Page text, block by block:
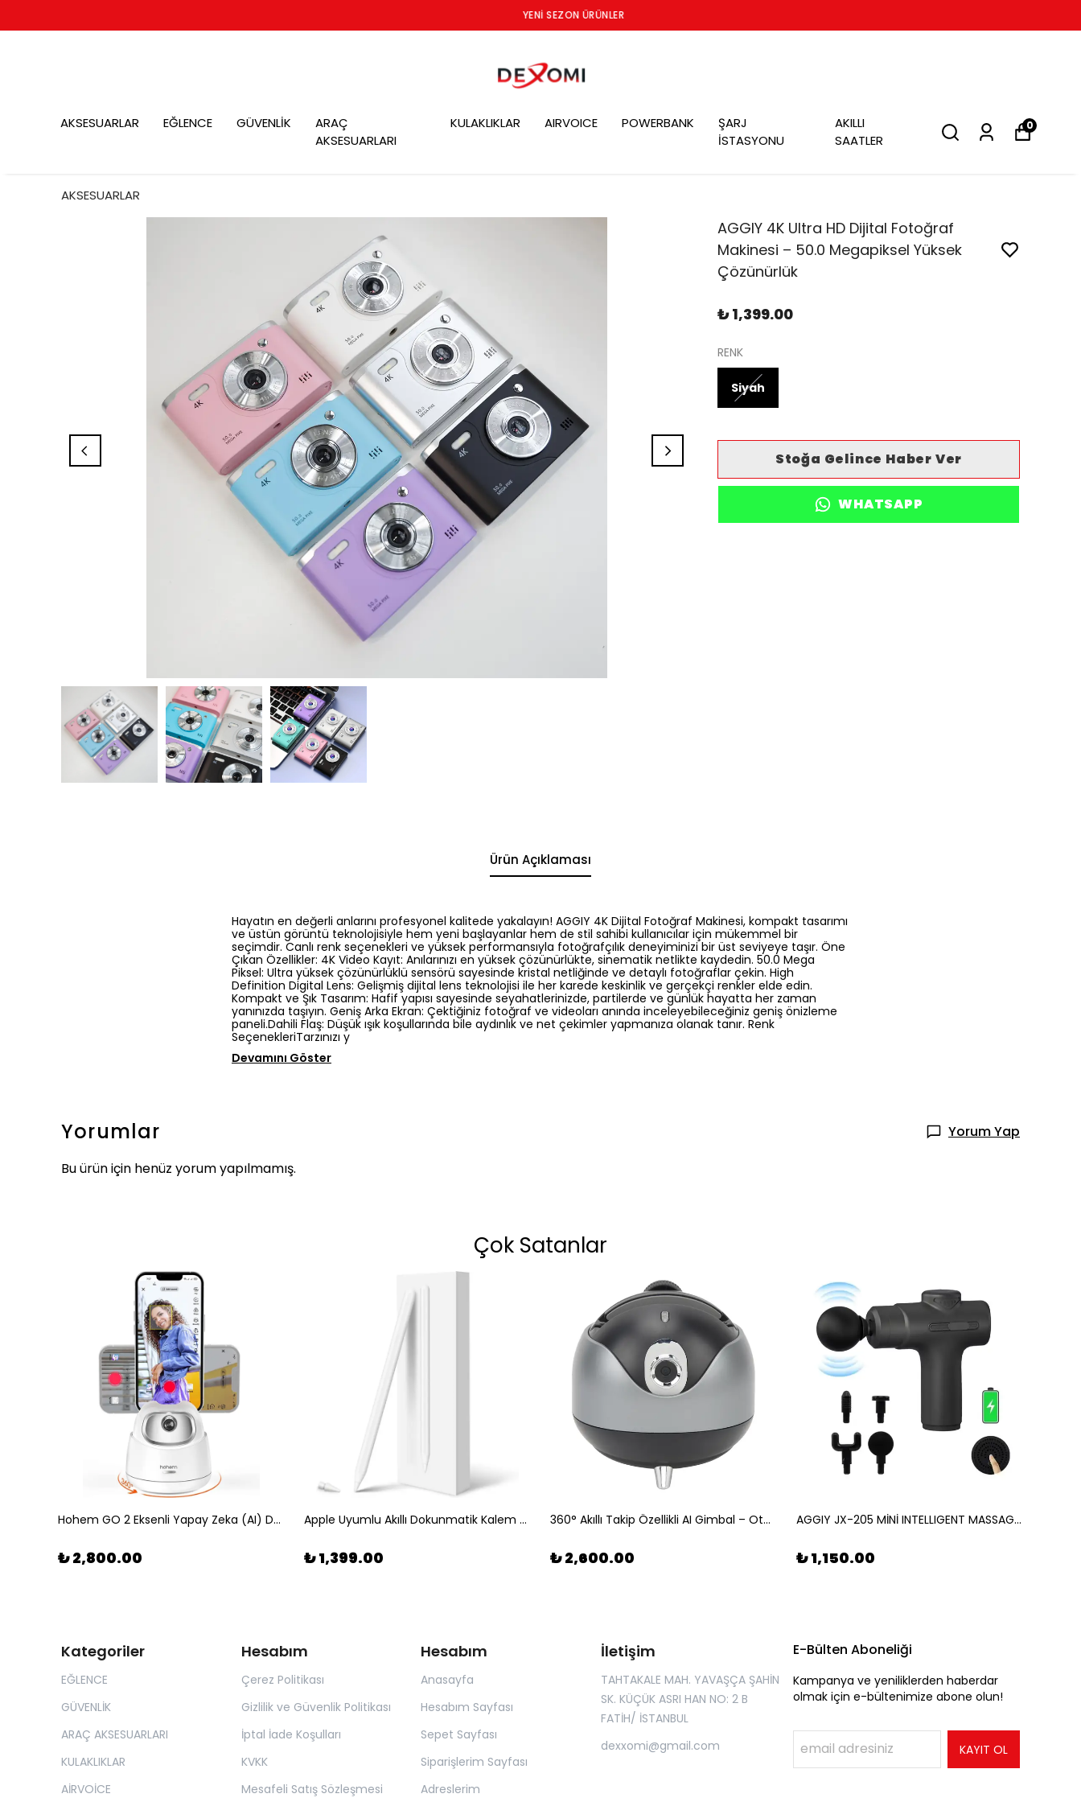
YENI SEZON ÜRÜNLER
AKSESUARLAR EĞLENCE GÜVENLİK
ARAÇ
AKSESUARLARI
KULAKLIKLAR AIRVOICE POWERBANK
ŞARJ
İSTASYONU
AKILLI
SAATLER
0
AKSESUARLAR
AGGIY 4K Ultra HD Dijital Fotoğraf
Makinesi – 50.0 Megapiksel Yüksek
Çözünürlük
₺ 1,399.00
RENK
Siyah
Stoğa Gelince Haber Ver
WHATSAPP
Ürün Açıklaması
Hayatın en değerli anlarını profesyonel kalitede yakalayın! AGGIY 4K Dijital Fotoğraf Makinesi, kompakt tasarımı
ve üstün görüntü teknolojisiyle hem yeni başlayanlar hem de stil sahibi kullanıcılar için mükemmel bir
seçimdir. Canlı renk seçenekleri ve yüksek performansıyla fotoğrafçılık deneyiminizi bir üst seviyeye taşır. Öne
Çıkan Özellikler: 4K Video Kayıt: Anılarınızı en yüksek çözünürlükte, sinematik netlikte kaydedin. 50.0 Mega
Piksel: Ultra yüksek çözünürlüklü sensörü sayesinde kristal netliğinde ve detaylı fotoğraflar çekin. High
Definition Digital Lens: Gelişmiş dijital lens teknolojisi ile her karede keskinlik ve gerçekçi renkler elde edin.
Kompakt ve Şık Tasarım: Hafif yapısı sayesinde seyahatlerinizde, partilerde ve günlük hayatta her zaman
yanınızda taşıyın. Geniş Arka Ekran: Çektiğiniz fotoğraf ve videoları anında inceleyebileceğiniz geniş önizleme
paneli.Dahili Flaş: Düşük ışık koşullarında bile aydınlık ve net çekimler yapmanıza olanak tanır. Renk
SeçenekleriTarzınızı y
Devamını Göster
Yorumlar
Yorum Yap
Bu ürün için henüz yorum yapılmamış.
Çok Satanlar
Hohem GO 2 Eksenli Yapay Zeka (AI) Destekli Akıllı Takip Standı
₺ 2,800.00
Apple Uyumlu Akıllı Dokunmatik Kalem (Stylus Pencil)
₺ 1,399.00
360° Akıllı Takip Özellikli AI Gimbal – Otomatik Yüz ve Nesne İzleme
₺ 2,600.00
AGGIY JX-205 MİNİ INTELLIGENT MASSAGE GUN
₺ 1,150.00
Kategoriler
EĞLENCE
GÜVENLİK
ARAÇ AKSESUARLARI
KULAKLIKLAR
AİRVOİCE
Hesabım
Çerez Politikası
Gizlilik ve Güvenlik Politikası
İptal İade Koşulları
KVKK
Mesafeli Satış Sözleşmesi
Hesabım
Anasayfa
Hesabım Sayfası
Sepet Sayfası
Siparişlerim Sayfası
Adreslerim
İletişim
TAHTAKALE MAH. YAVAŞÇA ŞAHİN
SK. KÜÇÜK ASRI HAN NO: 2 B
FATİH/ İSTANBUL
dexxomi@gmail.com
E-Bülten Aboneliği
Kampanya ve yeniliklerden haberdar
olmak için e-bültenimize abone olun!
KAYIT OL